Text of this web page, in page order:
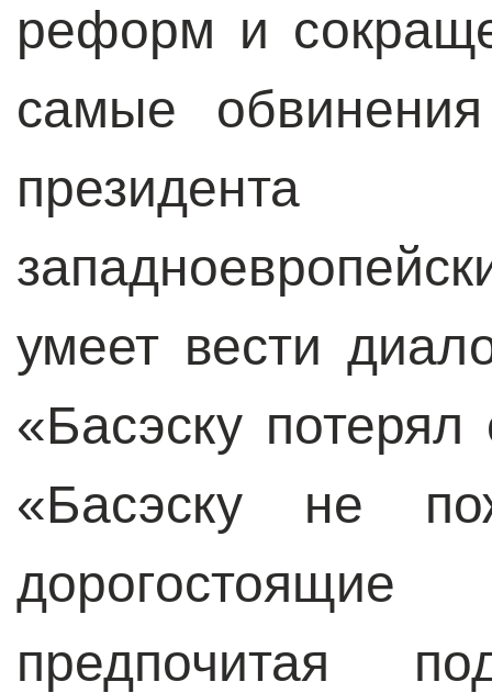
реформ и
самые
умеет вести
«Басэску
«Басэску не
предпочитая